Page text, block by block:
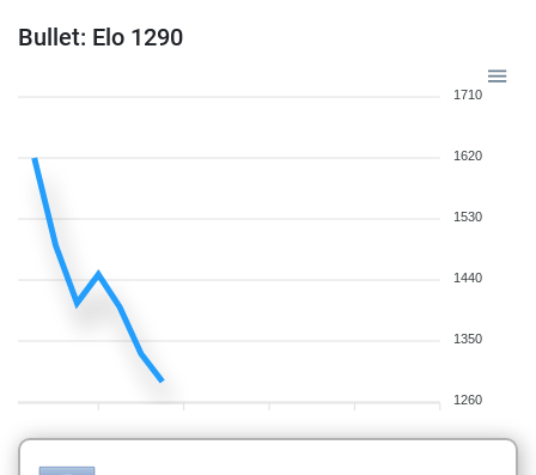
Bullet: Elo 1290
1710
1620
1530
1440
1350
1260